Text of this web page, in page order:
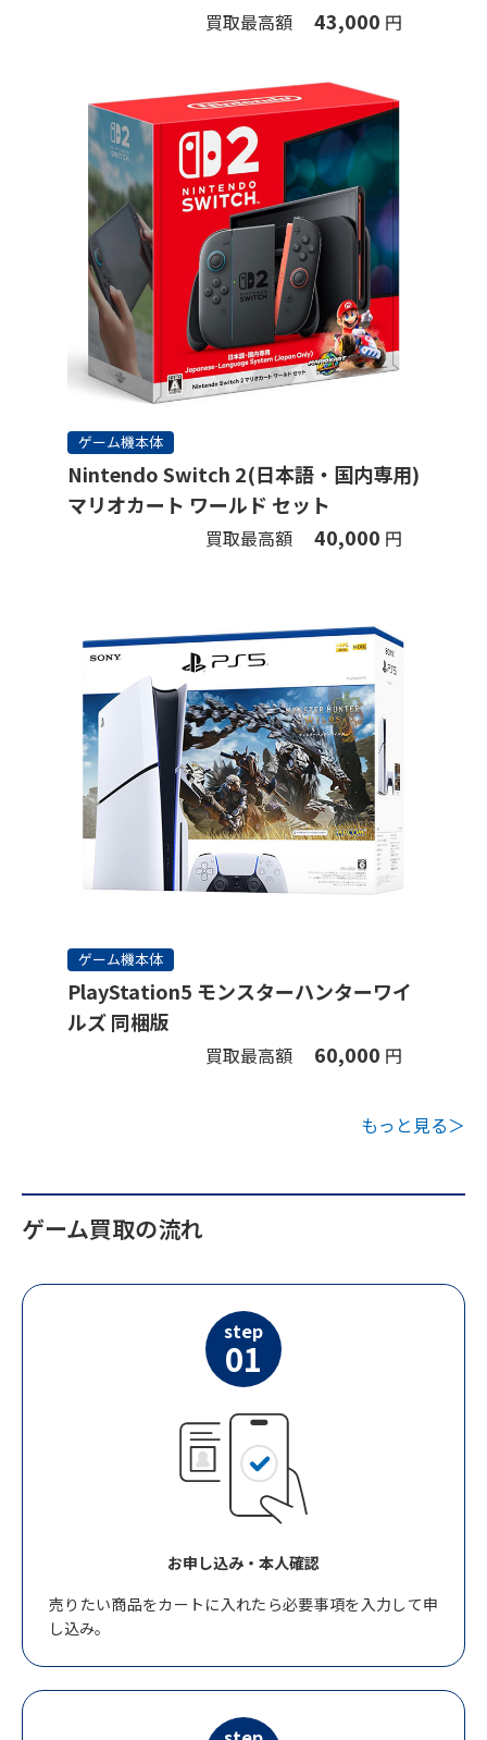
買取最高額 43,000 円
ゲーム機本体
Nintendo Switch 2(日本語・国内専用)
マリオカート ワールド セット
買取最高額 40,000 円
ゲーム機本体
PlayStation5 モンスターハンターワイ
ルズ 同梱版
買取最高額 60,000 円
もっと見る＞
ゲーム買取の流れ
step
01
お申し込み・本人確認
売りたい商品をカートに入れたら必要事項を入力して申
し込み。